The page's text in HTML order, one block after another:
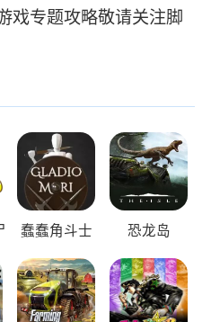
戏专题攻略敬请关注脚
蠢蠢角斗士 恐龙岛